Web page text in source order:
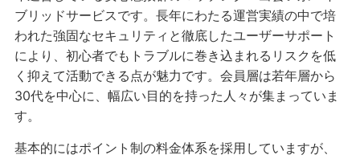
ブリッドサービスです。長年にわたる運営実績の中で培
われた強固なセキュリティと徹底したユーザーサポート
により、初心者でもトラブルに巻き込まれるリスクを低
く抑えて活動できる点が魅力です。会員層は若年層から
30代を中心に、幅広い目的を持った人々が集まっていま
す。
基本的にはポイント制の料金体系を採用していますが、